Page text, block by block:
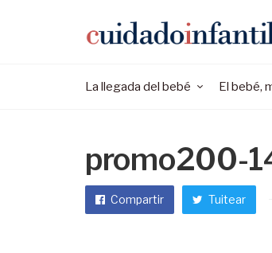
La llegada del bebé El bebé,
promo200-
Compartir Tuitear